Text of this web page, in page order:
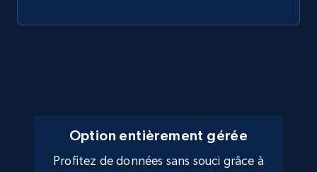
Option entièrement gérée
Profitez de données sans souci grâce à